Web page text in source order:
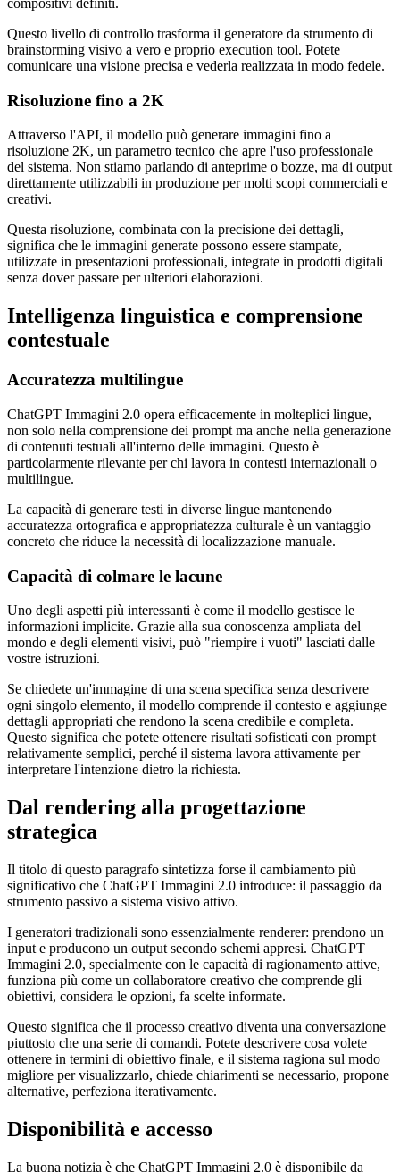
Questo livello di controllo trasforma il generatore da strumento di
brainstorming visivo a vero e proprio execution tool. Potete
comunicare una visione precisa e vederla realizzata in modo fedele.
Risoluzione fino a 2K
Attraverso l'API, il modello può generare immagini fino a
risoluzione 2K, un parametro tecnico che apre l'uso professionale
del sistema. Non stiamo parlando di anteprime o bozze, ma di output
direttamente utilizzabili in produzione per molti scopi commerciali e
creativi.
Questa risoluzione, combinata con la precisione dei dettagli,
significa che le immagini generate possono essere stampate,
utilizzate in presentazioni professionali, integrate in prodotti digitali
senza dover passare per ulteriori elaborazioni.
Intelligenza linguistica e comprensione
contestuale
Accuratezza multilingue
ChatGPT Immagini 2.0 opera efficacemente in molteplici lingue,
non solo nella comprensione dei prompt ma anche nella generazione
di contenuti testuali all'interno delle immagini. Questo è
particolarmente rilevante per chi lavora in contesti internazionali o
multilingue.
La capacità di generare testi in diverse lingue mantenendo
accuratezza ortografica e appropriatezza culturale è un vantaggio
concreto che riduce la necessità di localizzazione manuale.
Capacità di colmare le lacune
Uno degli aspetti più interessanti è come il modello gestisce le
informazioni implicite. Grazie alla sua conoscenza ampliata del
mondo e degli elementi visivi, può "riempire i vuoti" lasciati dalle
vostre istruzioni.
Se chiedete un'immagine di una scena specifica senza descrivere
ogni singolo elemento, il modello comprende il contesto e aggiunge
dettagli appropriati che rendono la scena credibile e completa.
Questo significa che potete ottenere risultati sofisticati con prompt
relativamente semplici, perché il sistema lavora attivamente per
interpretare l'intenzione dietro la richiesta.
Dal rendering alla progettazione
strategica
Il titolo di questo paragrafo sintetizza forse il cambiamento più
significativo che ChatGPT Immagini 2.0 introduce: il passaggio da
strumento passivo a sistema visivo attivo.
I generatori tradizionali sono essenzialmente renderer: prendono un
input e producono un output secondo schemi appresi. ChatGPT
Immagini 2.0, specialmente con le capacità di ragionamento attive,
funziona più come un collaboratore creativo che comprende gli
obiettivi, considera le opzioni, fa scelte informate.
Questo significa che il processo creativo diventa una conversazione
piuttosto che una serie di comandi. Potete descrivere cosa volete
ottenere in termini di obiettivo finale, e il sistema ragiona sul modo
migliore per visualizzarlo, chiede chiarimenti se necessario, propone
alternative, perfeziona iterativamente.
Disponibilità e accesso
La buona notizia è che ChatGPT Immagini 2.0 è disponibile da